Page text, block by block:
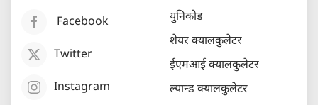
Facebook
Twitter
Instagram
युनिकोड
शेयर क्यालकुलेटर
ईएमआई क्यालकुलेटर
ल्यान्ड क्यालकुलेटर